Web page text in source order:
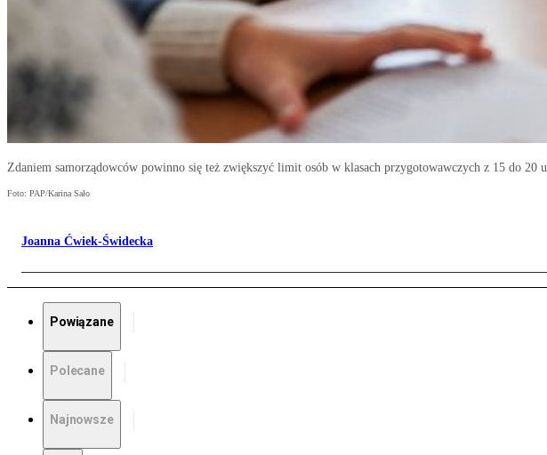
Zdaniem samorządowców powinno się też zwiększyć limit osób w klasach przygotowawczych z 15 do 20
Foto: PAP/Karina Sało
Joanna Ćwiek-Świdecka
Powiązane
Polecane
Najnowsze